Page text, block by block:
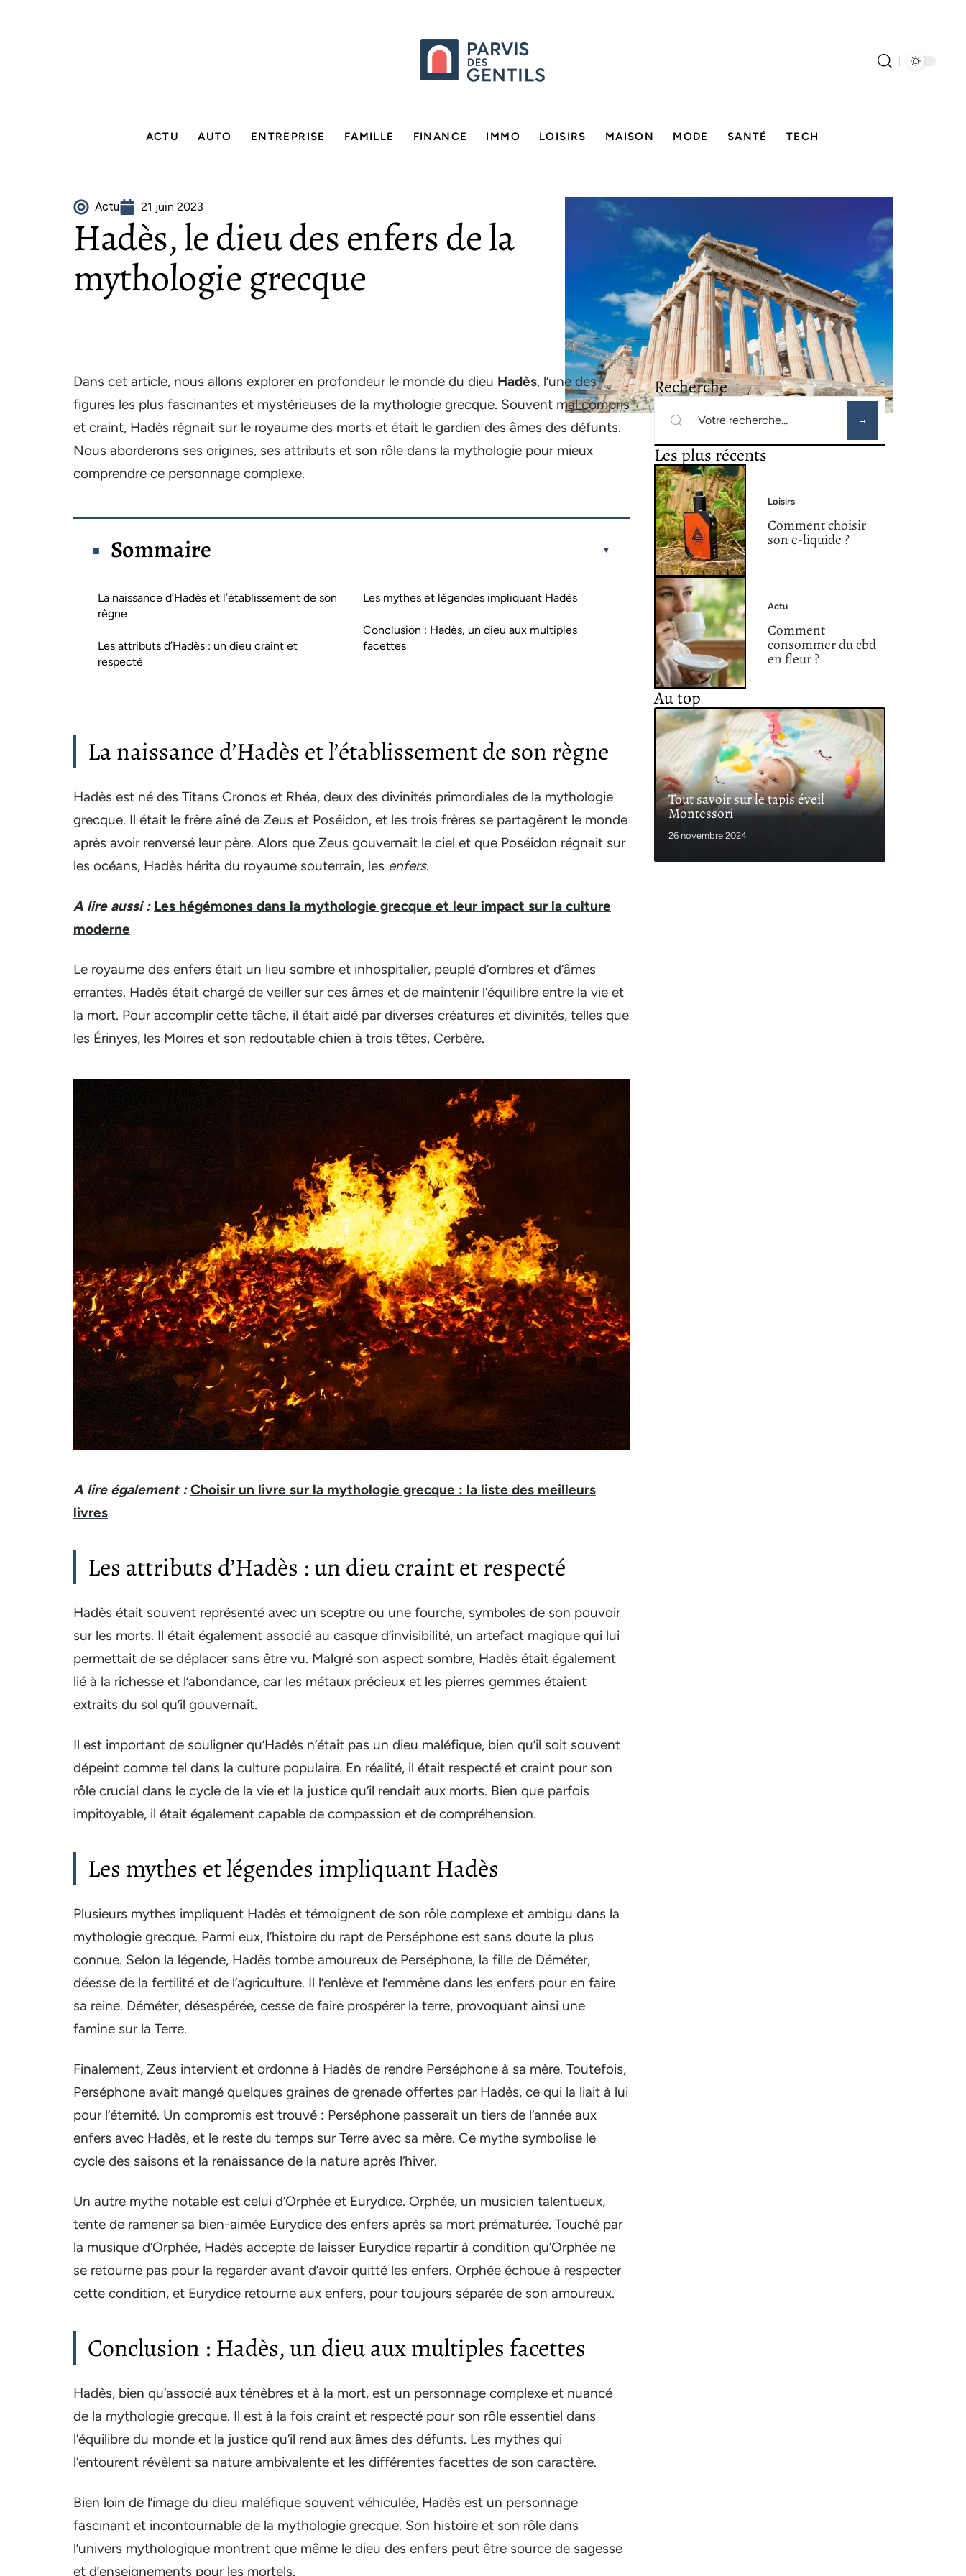
ACTU AUTO ENTREPRISE FAMILLE FINANCE IMMO LOISIRS MAISON MODE SANTÉ TECH
Actu 21 juin 2023
Hadès, le dieu des enfers de la
mythologie grecque
Dans cet article, nous allons explorer en profondeur le monde du dieu Hadès, l’une des
figures les plus fascinantes et mystérieuses de la mythologie grecque. Souvent mal compris
et craint, Hadès régnait sur le royaume des morts et était le gardien des âmes des défunts.
Nous aborderons ses origines, ses attributs et son rôle dans la mythologie pour mieux
comprendre ce personnage complexe.
Sommaire
La naissance d’Hadès et l’établissement de son
règne
Les attributs d’Hadès : un dieu craint et
respecté
Les mythes et légendes impliquant Hadès
Conclusion : Hadès, un dieu aux multiples
facettes
La naissance d’Hadès et l’établissement de son règne
Hadès est né des Titans Cronos et Rhéa, deux des divinités primordiales de la mythologie
grecque. Il était le frère aîné de Zeus et Poséidon, et les trois frères se partagèrent le monde
après avoir renversé leur père. Alors que Zeus gouvernait le ciel et que Poséidon régnait sur
les océans, Hadès hérita du royaume souterrain, les enfers.
A lire aussi : Les hégémones dans la mythologie grecque et leur impact sur la culture
moderne
Le royaume des enfers était un lieu sombre et inhospitalier, peuplé d’ombres et d’âmes
errantes. Hadès était chargé de veiller sur ces âmes et de maintenir l’équilibre entre la vie et
la mort. Pour accomplir cette tâche, il était aidé par diverses créatures et divinités, telles que
les Érinyes, les Moires et son redoutable chien à trois têtes, Cerbère.
A lire également : Choisir un livre sur la mythologie grecque : la liste des meilleurs
livres
Les attributs d’Hadès : un dieu craint et respecté
Hadès était souvent représenté avec un sceptre ou une fourche, symboles de son pouvoir
sur les morts. Il était également associé au casque d’invisibilité, un artefact magique qui lui
permettait de se déplacer sans être vu. Malgré son aspect sombre, Hadès était également
lié à la richesse et l’abondance, car les métaux précieux et les pierres gemmes étaient
extraits du sol qu’il gouvernait.
Il est important de souligner qu’Hadès n’était pas un dieu maléfique, bien qu’il soit souvent
dépeint comme tel dans la culture populaire. En réalité, il était respecté et craint pour son
rôle crucial dans le cycle de la vie et la justice qu’il rendait aux morts. Bien que parfois
impitoyable, il était également capable de compassion et de compréhension.
Les mythes et légendes impliquant Hadès
Plusieurs mythes impliquent Hadès et témoignent de son rôle complexe et ambigu dans la
mythologie grecque. Parmi eux, l’histoire du rapt de Perséphone est sans doute la plus
connue. Selon la légende, Hadès tombe amoureux de Perséphone, la fille de Déméter,
déesse de la fertilité et de l’agriculture. Il l’enlève et l’emmène dans les enfers pour en faire
sa reine. Déméter, désespérée, cesse de faire prospérer la terre, provoquant ainsi une
famine sur la Terre.
Finalement, Zeus intervient et ordonne à Hadès de rendre Perséphone à sa mère. Toutefois,
Perséphone avait mangé quelques graines de grenade offertes par Hadès, ce qui la liait à lui
pour l’éternité. Un compromis est trouvé : Perséphone passerait un tiers de l’année aux
enfers avec Hadès, et le reste du temps sur Terre avec sa mère. Ce mythe symbolise le
cycle des saisons et la renaissance de la nature après l’hiver.
Un autre mythe notable est celui d’Orphée et Eurydice. Orphée, un musicien talentueux,
tente de ramener sa bien-aimée Eurydice des enfers après sa mort prématurée. Touché par
la musique d’Orphée, Hadès accepte de laisser Eurydice repartir à condition qu’Orphée ne
se retourne pas pour la regarder avant d’avoir quitté les enfers. Orphée échoue à respecter
cette condition, et Eurydice retourne aux enfers, pour toujours séparée de son amoureux.
Conclusion : Hadès, un dieu aux multiples facettes
Hadès, bien qu’associé aux ténèbres et à la mort, est un personnage complexe et nuancé
de la mythologie grecque. Il est à la fois craint et respecté pour son rôle essentiel dans
l’équilibre du monde et la justice qu’il rend aux âmes des défunts. Les mythes qui
l’entourent révèlent sa nature ambivalente et les différentes facettes de son caractère.
Bien loin de l’image du dieu maléfique souvent véhiculée, Hadès est un personnage
fascinant et incontournable de la mythologie grecque. Son histoire et son rôle dans
l’univers mythologique montrent que même le dieu des enfers peut être source de sagesse
et d’enseignements pour les mortels.
Recherche
Les plus récents
Loisirs
Comment choisir
son e-liquide ?
Actu
Comment
consommer du cbd
en fleur ?
Au top
Tout savoir sur le tapis éveil
Montessori
26 novembre 2024